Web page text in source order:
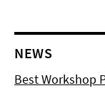
NEWS
Best Workshop